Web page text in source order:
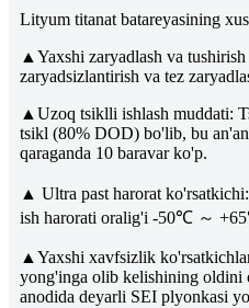
Lityum titanat batareyasining
▲Yaxshi zaryadlash va
zaryadsizlantirish va tez
▲Uzoq tsiklli ishlash muddati:
tsikl (80% DOD) bo'lib, bu
qaraganda 10 baravar ko'p.
▲ Ultra past harorat
ish harorati oralig'i -50℃ ～
▲Yaxshi xavfsizlik
yong'inga olib kelishining oldini
anodida deyarli SEI plyonkasi